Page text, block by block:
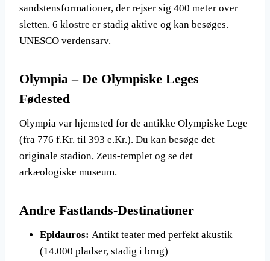
sandstensformationer, der rejser sig 400 meter over
sletten. 6 klostre er stadig aktive og kan besøges.
UNESCO verdensarv.
Olympia – De Olympiske Leges
Fødested
Olympia var hjemsted for de antikke Olympiske Lege
(fra 776 f.Kr. til 393 e.Kr.). Du kan besøge det
originale stadion, Zeus-templet og se det
arkæologiske museum.
Andre Fastlands-Destinationer
Epidauros: Antikt teater med perfekt akustik
(14.000 pladser, stadig i brug)